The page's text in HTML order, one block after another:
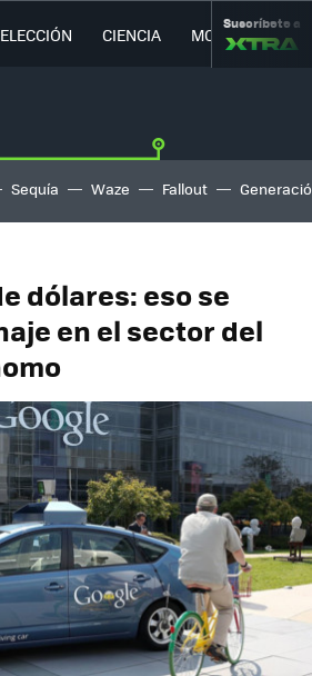
CIENCIA MOVILIDAD
Suscríbete a
Sequía Waze Fallout
dólares: eso se
en el sector del